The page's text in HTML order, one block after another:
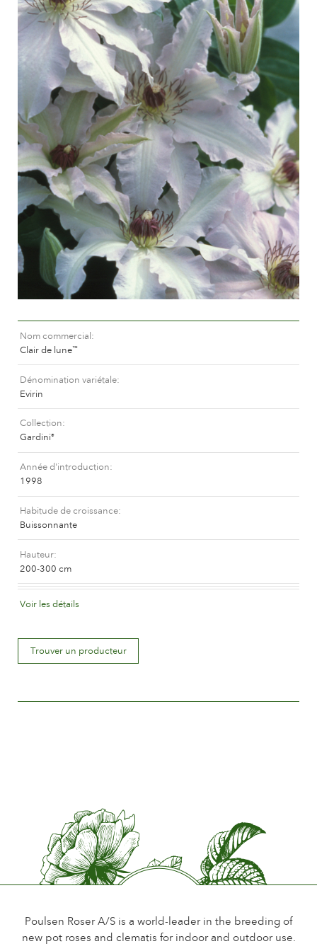
Nouvelles collections
Points de vente de nos plantes
SE SOUCIER
Entretien des roses d'extérieur
Entretien des roses d'intérieur
Entretien des clématites d'extérieur
Entretien des clématites d'intérieur
Entretien des roses "Towne & Country"
TROUVEZ LA BONNE PLANTE
HISTOIRE
Entretien des roses d'intérieur
Entretien des clématites d'extérieur
Entretien des clématites d'intérieur
Entretien des roses "Towne & Country"
TROUVEZ LA BONNE PLANTE
HISTOIRE
L'histoire de Poulsen Roser A/S
Nom commercial
Clair de lune™
Dénomination variétale
Evirin
Collection
Gardini®
Année d'introduction
1998
Habitude de croissance
Buissonnante
Hauteur
200-300 cm
Coloris de la fleur
Déscription de la fleur
Simple
Plus que15 cm.
Parfum de la fleur
Léger ou sans parfum
Longévité de la fleur
Jusqu´à 18 jours
Une Fleur par tige
Voir les détails
Trouver un producteur
Poulsen Roser A/S is a world-leader in the breeding of
new pot roses and clematis for indoor and outdoor use.